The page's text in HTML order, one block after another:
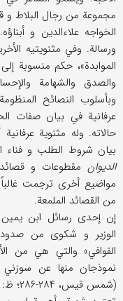
مجموعة من رجال البلاط و
الخواجه علاءالدین و
ورسالة. وفي مثنویتیه
الموابدة»، حکم منسوبة
والصدق والشهامة
وبأسلوب النصائح
عرفانیة في بیان صفات
حالاته. وله مثنویة
بیان شروط الطلب و
الدیوان مقطوعات و
مواضیع أخری ترجمت
من القصائد الملمعة.
إن إحدی رسائل ابن
الوزیر و شکوی من
القوافي» والتي هي من
نموذجان منها عن سوزني
(شمس قیس، ۲۸۴-۲۸۶؛ ظ: بهار، ۲/۴۲۰-۴۲۱).